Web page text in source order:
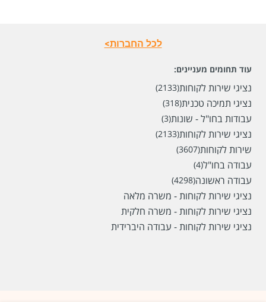
לכל החברות>
עוד תחומים מעניינים:
נציגי שירות לקוחות(2133)
נציגי תמיכה טכנית(318)
עבודות בחו"ל - שונות(3)
נציגי שירות לקוחות(2133)
שירות לקוחות(3607)
עבודה בחו"ל(4)
עבודה ראשונה(4298)
נציגי שירות לקוחות - משרה מלאה
נציגי שירות לקוחות - משרה חלקית
נציגי שירות לקוחות - עבודה היברידית